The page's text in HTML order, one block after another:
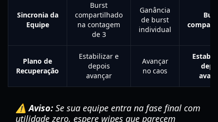
Sincronia da
Equipe
Burst
compartilhado
na contagem
de 3
Ganância
de burst
individual
Plano de
Recuperação
Estabilizar e
depois
avançar
Avançar
no caos
⚠️ Aviso: Se sua equipe entra na fase final com
utilidade zero, espere wipes que parecem